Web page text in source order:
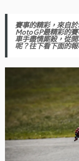
賽事的精彩，來自
MotoGP最精彩的
車手盡情廝殺，從
呢？往下看下面的報